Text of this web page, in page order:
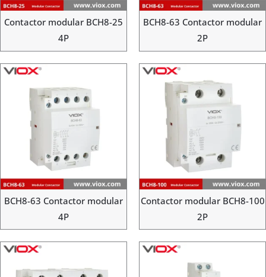
Contactor modular BCH8-25
4P
BCH8-63 Contactor modular
2P
BCH8-63 Contactor modular
4P
Contactor modular BCH8-100
2P